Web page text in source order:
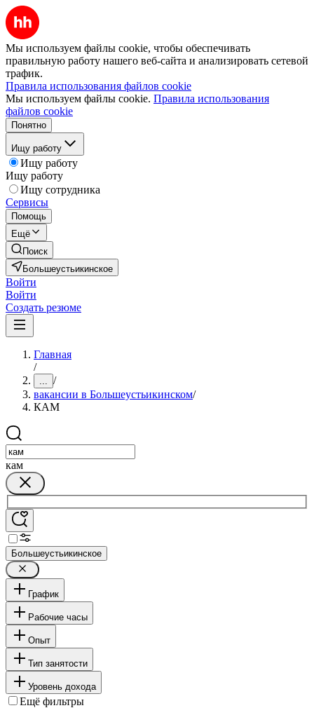
Мы используем файлы cookie, чтобы обеспечивать
правильную работу нашего веб-сайта и анализировать сетевой
трафик.
Правила использования файлов cookie
Мы используем файлы cookie. Правила использования
файлов cookie
Понятно
Ищу работу
Ищу работу
Ищу работу
Ищу сотрудника
Сервисы
Помощь
Ещё
Поиск
Большеустьикинское
Войти
Войти
Создать резюме
Главная
/
... /
вакансии в Большеустьикинском/
КАМ
кам
Большеустьикинское
График
Рабочие часы
Опыт
Тип занятости
Уровень дохода
Ещё фильтры